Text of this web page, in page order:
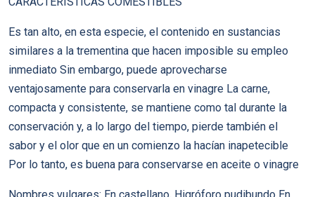
Es tan alto, en esta especie, el contenido en sustancias
similares a la trementina que hacen imposible su empleo
inmediato Sin embargo, puede aprovecharse
ventajosamente para conservarla en vinagre La carne,
compacta y consistente, se mantiene como tal durante la
conservación y, a lo largo del tiempo, pierde también el
sabor y el olor que en un comienzo la hacían inapetecible
Por lo tanto, es buena para conservarse en aceite o vinagre